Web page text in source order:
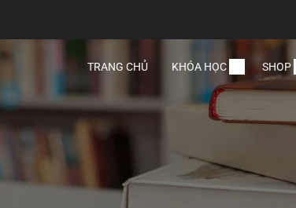
TRANG CHỦ KHÓA HỌC SHOP